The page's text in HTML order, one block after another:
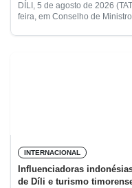
DÍLI, 5 de agosto de 2026
feira, em Conselho de
INTERNACIONAL
Influenciadoras
de Díli e turismo